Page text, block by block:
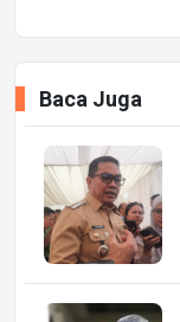
Baca Juga